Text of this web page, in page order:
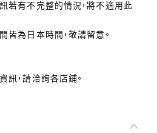
若有不完整的情況，將不適用此
為日本時間，敬請留意。
，請洽詢各店鋪。